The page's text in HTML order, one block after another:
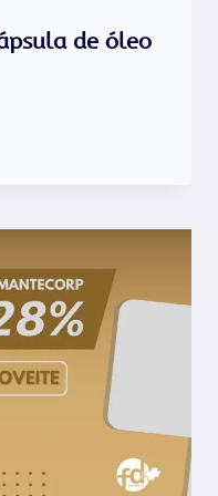
de óleo